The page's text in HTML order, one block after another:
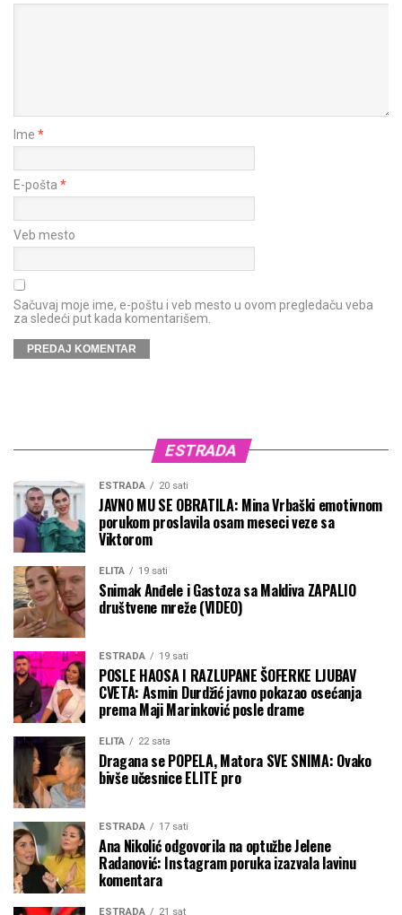
Ime *
E-pošta *
Veb mesto
Sačuvaj moje ime, e-poštu i veb mesto u ovom pregledaču veba
za sledeći put kada komentarišem.
ESTRADA
ESTRADA 20 sati
JAVNO MU SE OBRATILA: Mina Vrbaški emotivnom
porukom proslavila osam meseci veze sa
Viktorom
ELITA 19 sati
Snimak Anđele i Gastoza sa Maldiva ZAPALIO
društvene mreže (VIDEO)
ESTRADA 19 sati
POSLE HAOSA I RAZLUPANE ŠOFERKE LJUBAV
CVETA: Asmin Durdžić javno pokazao osećanja
prema Maji Marinković posle drame
ELITA 22 sata
Dragana se POPELA, Matora SVE SNIMA: Ovako
bivše učesnice ELITE pro
ESTRADA 17 sati
Ana Nikolić odgovorila na optužbe Jelene
Radanović: Instagram poruka izazvala lavinu
komentara
ESTRADA 21 sat